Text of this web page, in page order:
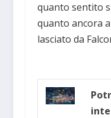
quanto sentito
quanto ancora
lasciato da